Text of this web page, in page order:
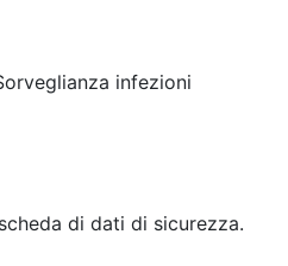
infezioni
di dati di sicurezza.